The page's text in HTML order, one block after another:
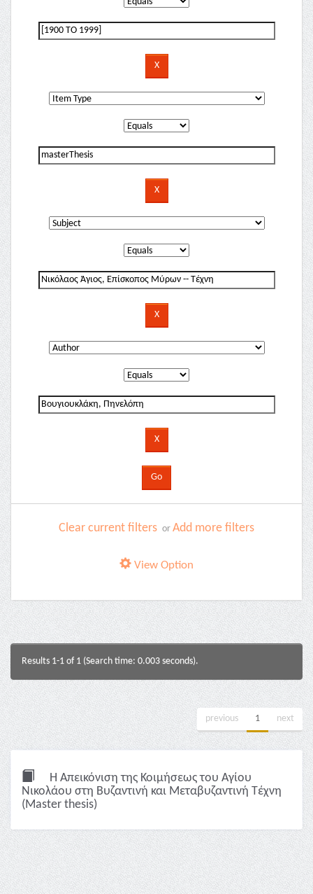
Clear current filters or Add more filters
View Option
Results 1-1 of 1 (Search time: 0.003 seconds).
previous 1 next
Η Απεικόνιση της Κοιμήσεως του Αγίου
Νικολάου στη Βυζαντινή και Μεταβυζαντινή Τέχνη
(Master thesis)